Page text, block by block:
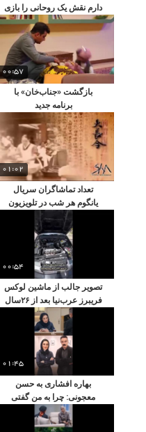
دارم نقش یک روحانی را بازی
کنم
00:57
بازگشت «جناب‌خان» با
برنامه جدید
01:02
تعداد تماشاگران سریال
یانگوم هر شب در تلویزیون
00:54
تصویر جالب از ماشین لوکس
فریبرز عرب‌نیا بعد از ۲۶سال
01:45
بهاره افشاری به حسن
معجونی: چرا به من گفتی
بی‌سواد؟